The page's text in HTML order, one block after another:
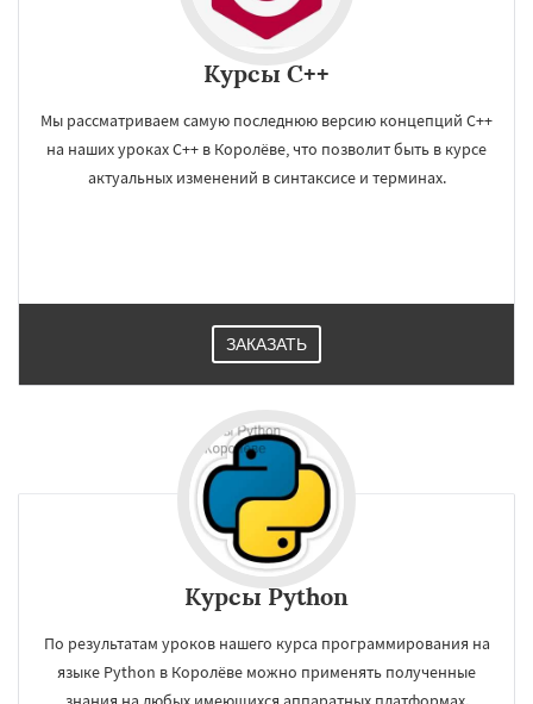
Курсы C++
Мы рассматриваем самую последнюю версию концепций С++
на наших уроках C++ в Королёве, что позволит быть в курсе
актуальных изменений в синтаксисе и терминах.
ЗАКАЗАТЬ
Курсы Python
По результатам уроков нашего курса программирования на
языке Python в Королёве можно применять полученные